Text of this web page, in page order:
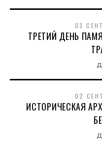
03
ТРЕТИЙ ДЕНЬ
02
ИСТОРИЧЕСКАЯ